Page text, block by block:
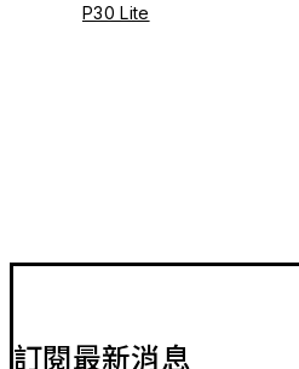
P30 Lite
訂閱最新消息